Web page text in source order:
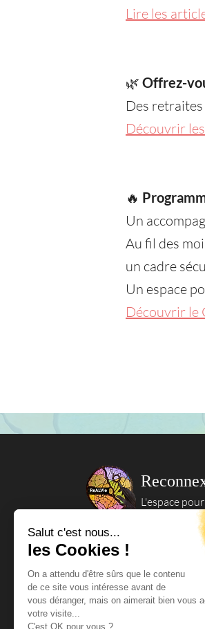
Lire les
🌿 Offrez-
Des
Découvrir
🔥
Un
Au fil des
un cadre
Un espace
Découvrir le
L'espace
Politique de
Politique en